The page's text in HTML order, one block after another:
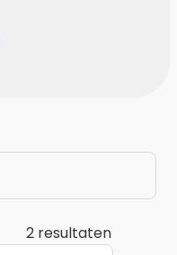
2 resultaten